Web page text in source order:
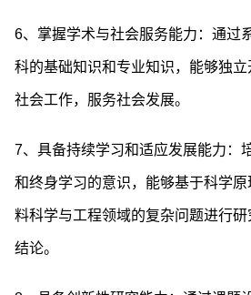
6、掌握学术与社会服务能力：通过
科的基础知识和专业知识，能够独
社会工作，服务社会发展。
7、具备持续学习和适应发展能力：
和终身学习的意识，能够基于科学
料科学与工程领域的复杂问题进行
结论。